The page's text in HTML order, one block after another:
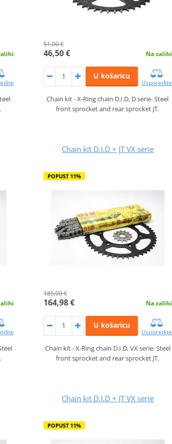
51,00 €
46,50 € Na zalihi
U košaricu
Usporedite
Chain kit - X-Ring chain D.I.D, D serie. Steel
front sprocket and rear sprocket JT.
Chain kit D.I.D + JT VX serie
POPUST 11%
185,00 €
164,98 € Na zalihi
U košaricu
Usporedite
Chain kit - X-Ring chain D.I.D, VX serie. Steel
front sprocket and rear sprocket JT.
Chain kit D.I.D + JT VX serie
POPUST 11%